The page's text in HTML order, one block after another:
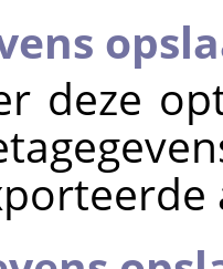
deze